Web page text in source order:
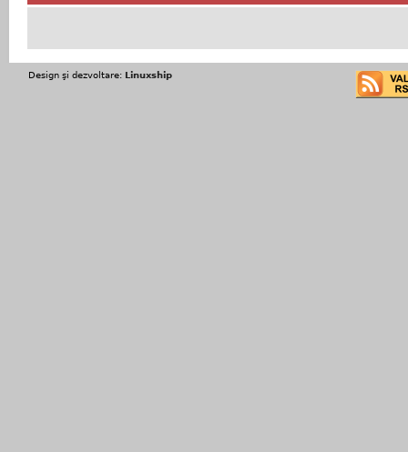
Design şi dezvoltare: Linuxship